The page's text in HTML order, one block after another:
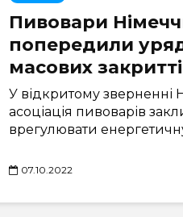
Пивовари
попередили
масових
У відкритому зверненні
асоціація пивоварів
врегулювати
07.10.2022